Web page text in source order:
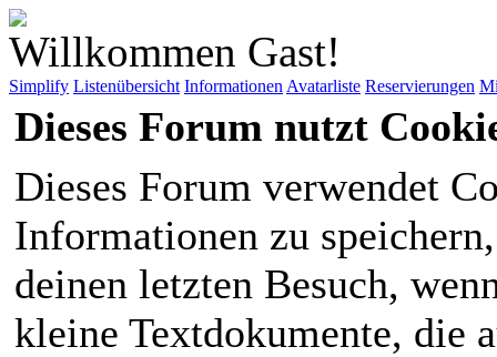
Willkommen Gast!
Simplify Listenübersicht Informationen Avatarliste Reservierungen
Dieses Forum nutzt
Dieses Forum verwendet
Informationen zu
deinen letzten Besuch,
kleine Textdokumente, die